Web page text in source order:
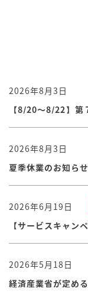
2026年8月3日
2026年8月3日
夏季休業のお知らせ
2026年6月19日
2026年5月18日